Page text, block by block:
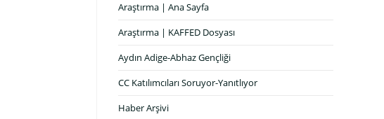
Araştırma | Ana Sayfa
Araştırma | KAFFED Dosyası
Aydın Adige-Abhaz Gençliği
CC Katılımcıları Soruyor-Yanıtlıyor
Haber Arşivi